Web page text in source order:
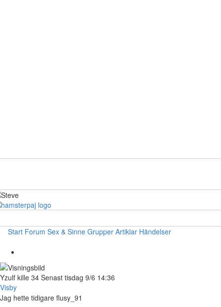
Start Forum Sex & Sinne Grupper Artiklar Händelser
Yzulf kille 34 Senast tisdag 9/6 14:36
Visby
Jag hette tidigare flusy_91